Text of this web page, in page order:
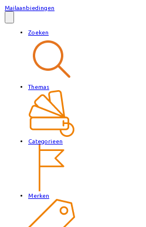
Mailaanbiedingen
Zoeken
Themas
Categorieen
Merken